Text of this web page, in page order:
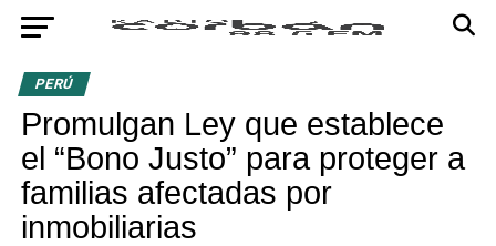
PERÚ
Promulgan Ley que establece
el “Bono Justo” para proteger a
familias afectadas por
inmobiliarias